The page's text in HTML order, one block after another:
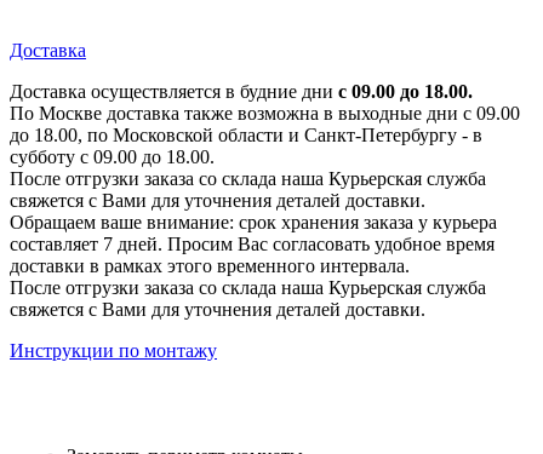
Доставка
Доставка осуществляется в будние дни с 09.00 до 18.00.
По Москве доставка также возможна в выходные дни с 09.00
до 18.00, по Московской области и Санкт-Петербургу - в
субботу с 09.00 до 18.00.
После отгрузки заказа со склада наша Курьерская служба
свяжется с Вами для уточнения деталей доставки.
Обращаем ваше внимание: срок хранения заказа у курьера
составляет 7 дней. Просим Вас согласовать удобное время
доставки в рамках этого временного интервала.
После отгрузки заказа со склада наша Курьерская служба
свяжется с Вами для уточнения деталей доставки.
Инструкции по монтажу